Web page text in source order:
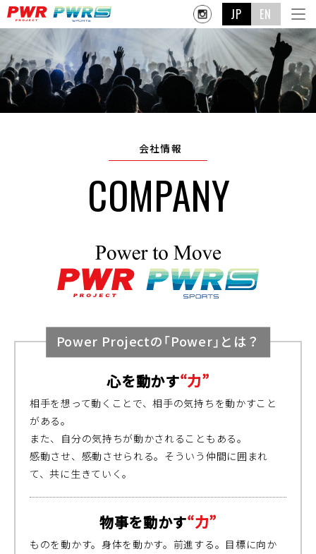
EN
JP
会社情報
COMPANY
Power Projectの「Power」とは？
心を動かす“力”
相手を想って動くことで、相手の気持ちを動かすこと
がある。
また、自分の気持ちが動かされることもある。
感動させ、感動させられる。そういう仲間に囲まれ
て、共に生きていく。
物事を動かす“力”
ものを動かす。身体を動かす。前進する。目標に向か